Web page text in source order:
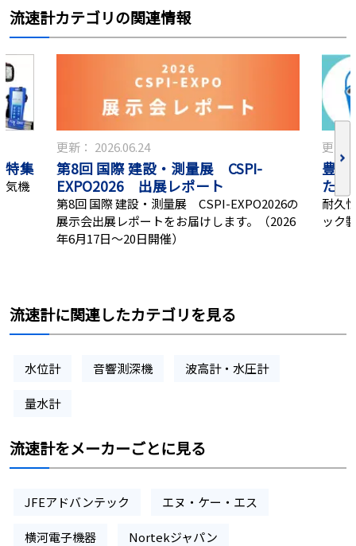
流速計カテゴリの関連情報
特集
気機
更新： 2026.06.24
第8回 国際 建設・測量展 CSPI-
EXPO2026 出展レポート
第8回 国際 建設・測量展 CSPI-EXPO2026の
展示会出展レポートをお届けします。（2026
年6月17日～20日開催）
更新
豊富
たの
耐久
ック
流速計に関連したカテゴリを見る
水位計 音響測深機 波高計・水圧計
量水計
流速計をメーカーごとに見る
JFEアドバンテック エヌ・ケー・エス
横河電子機器 Nortekジャパン